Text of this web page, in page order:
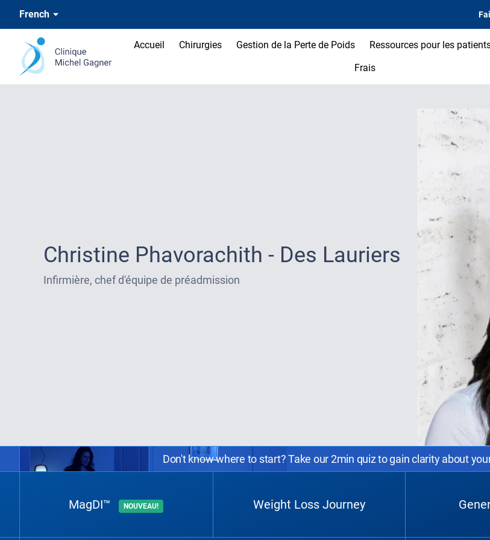
French
Accueil Chirurgies Gestion de la Perte de Poids Ressources pour les
Frais
Christine Phavorachith - Des Lauriers
Infirmière, chef d'équipe de préadmission
Don't know where to start? Take our 2min quiz to gain clarity about
MagDI™ NOUVEAU! Weight Loss Journey